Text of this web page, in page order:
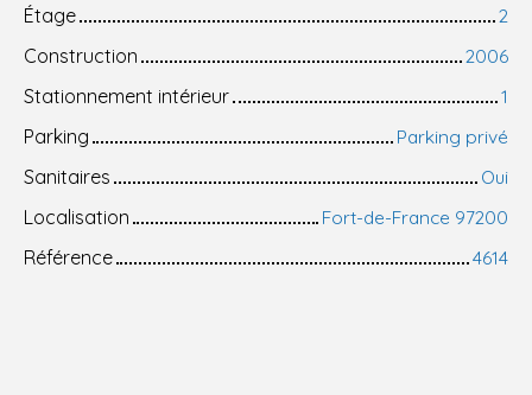
Étage
2
Construction
2006
Stationnement intérieur
1
Parking
Parking privé
Sanitaires
Oui
Localisation
Fort-de-France 97200
Référence
4614